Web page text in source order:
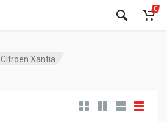
0
Citroen Xantia